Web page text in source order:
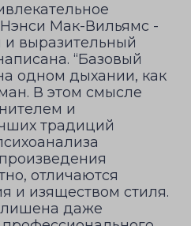
Мак-Вильямс -
и выразительный
“Базовый
одном дыхании, как
В этом смысле
и
традиций
отличаются
и изяществом стиля.
даже